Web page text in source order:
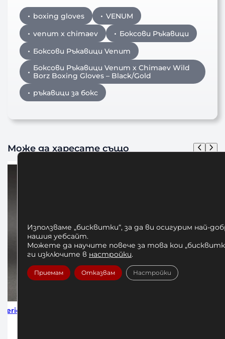
boxing gloves
VENUM
venum x chimaev
Боксови Ръкавици
Боксови Ръкавици Venum
Боксови Ръкавици Venum x Chimaev Wild
Borz Boxing Gloves – Black/Gold
ръкавици за бокс
Може да харесате също
4м
Използваме „бисквитки“, за да ви осигурим най-
нашия уебсайт.
Можете да научите повече за това кои
ги изключите в настройки.
Приемам Отказвам Настройки